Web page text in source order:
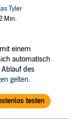
Tyler
Min.
einem
automatisch
des
gelten.
testen